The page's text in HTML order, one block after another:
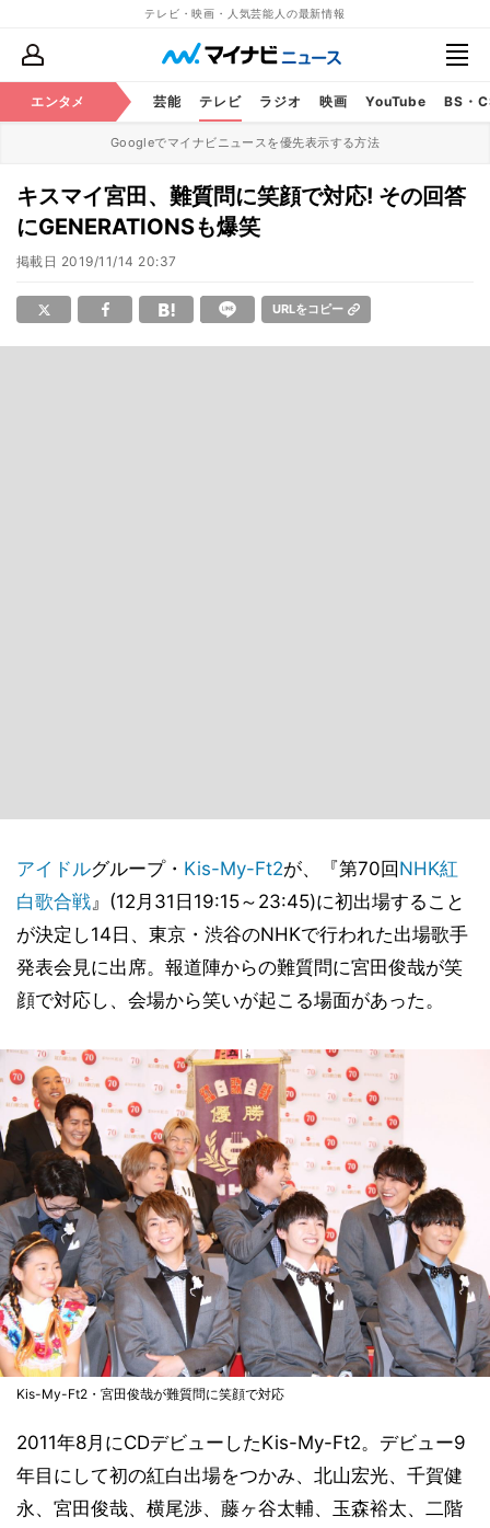
テレビ・映画・人気芸能人の最新情報
エンタメ 芸能 テレビ ラジオ 映画 YouTube BS・
Googleでマイナビニュースを優先表示する方法
キスマイ宮田、難質問に笑顔で対応! その回答
にGENERATIONSも爆笑
掲載日 2019/11/14 20:37
URLをコピー
アイドルグループ・ Kis-My-Ft2が、『第70回 NHK紅
白歌合戦』(12月31日19:15～23:45)に初出場すること
が決定し14日、東京・渋谷のNHKで行われた出場歌手
発表会見に出席。報道陣からの難質問に宮田俊哉が笑
顔で対応し、会場から笑いが起こる場面があった。
Kis-My-Ft2・宮田俊哉が難質問に笑顔で対応
2011年8月にCDデビューしたKis-My-Ft2。デビュー9
年目にして初の紅白出場をつかみ、北山宏光、千賀健
永、宮田俊哉、横尾渉、藤ヶ谷太輔、玉森裕太、二階